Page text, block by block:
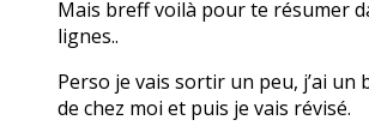
Mais breff voilà pour te résumer
lignes..
Perso je vais sortir un peu, j’ai un
de chez moi et puis je vais révisé.